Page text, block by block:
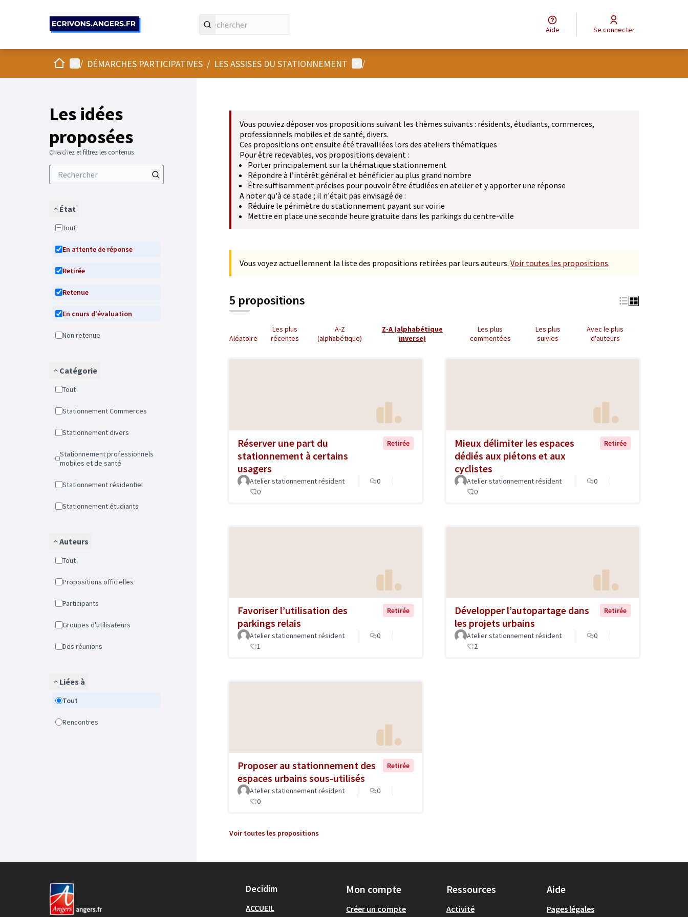
Aide Se connecter
AccueilMenu principal
/ DÉMARCHES PARTICIPATIVES / LES ASSISES DU STATIONNEMENT Menu utilisateur
/
Les idées
proposées
Cherchez et filtrez les contenus
État
Tout
En attente de réponse
Retirée
Retenue
En cours d'évaluation
Non retenue
Catégorie
Tout
Stationnement Commerces
Stationnement divers
Stationnement professionnels
mobiles et de santé
Stationnement résidentiel
Stationnement étudiants
Auteurs
Tout
Propositions officielles
Participants
Groupes d'utilisateurs
Des réunions
Liées à
Tout
Rencontres
Vous pouviez déposer vos propositions suivant les thèmes suivants : résidents, étudiants, commerces,
professionnels mobiles et de santé, divers.
Ces propositions ont ensuite été travaillées lors des ateliers thématiques
Pour être recevables, vos propositions devaient :
Porter principalement sur la thématique stationnement
Répondre à l’intérêt général et bénéficier au plus grand nombre
Être suffisamment précises pour pouvoir être étudiées en atelier et y apporter une réponse
A noter qu'à ce stade ; il n'était pas envisagé de :
Réduire le périmètre du stationnement payant sur voirie
Mettre en place une seconde heure gratuite dans les parkings du centre-ville
Vous voyez actuellemnent la liste des propositions retirées par leurs auteurs. Voir toutes les propositions.
5 propositions
Aléatoire
Les plus
récentes
A-Z
(alphabétique)
Z-A (alphabétique
inverse)
Les plus
commentées
Les plus
suivies
Avec le plus
d'auteurs
Réserver une part du
stationnement à certains
usagers
Retirée
Atelier stationnement résident
0
0
Mieux délimiter les espaces
dédiés aux piétons et aux
cyclistes
Retirée
Atelier stationnement résident
0
0
Favoriser l’utilisation des
parkings relais
Retirée
Atelier stationnement résident
0
1
Développer l’autopartage dans
les projets urbains
Retirée
Atelier stationnement résident
0
2
Proposer au stationnement des
espaces urbains sous-utilisés
Retirée
Atelier stationnement résident
0
0
Voir toutes les propositions
Decidim
ACCUEIL
Mon compte
Créer un compte
Ressources
Activité
Aide
Pages légales